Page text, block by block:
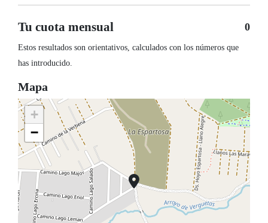
Tu cuota mensual 0
Estos resultados son orientativos, calculados con los números que
has introducido.
Mapa
+
−